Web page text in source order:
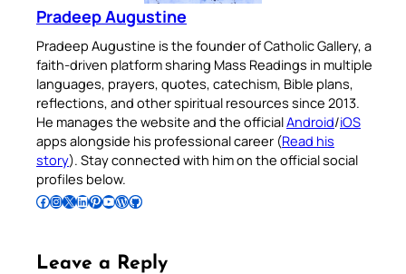
Pradeep Augustine
Pradeep Augustine is the founder of Catholic Gallery, a
faith-driven platform sharing Mass Readings in multiple
languages, prayers, quotes, catechism, Bible plans,
reflections, and other spiritual resources since 2013.
He manages the website and the officialAndroid/iOS
apps alongside his professional career (Read his
story). Stay connected with him on the official social
profiles below.
Follow Pradeep on Facebook Follow Pradeep on InstagramFollow Pradeep on X Follow Pradeep on LinkedIn Follow Pradeep on Pinterest Subscribe to Pradeep’s Youtube Channel Follow Pradeep on WordPress Follow Pradeep on GitHub
Leave a Reply